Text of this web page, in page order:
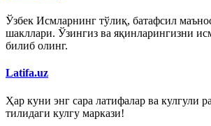
Ўзбек Исмларнинг тўлиқ, батафсил
шакллари. Ўзингиз ва яқинларингизни
билиб олинг.
Latifa.uz
Ҳар куни энг сара латифалар ва кулгули
тилидаги кулгу маркази!